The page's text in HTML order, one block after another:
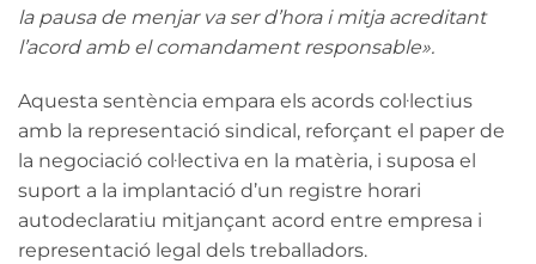
la pausa de menjar va ser d’hora i mitja acreditant
l’acord amb el comandament responsable».
Aquesta sentència empara els acords col·lectius
amb la representació sindical, reforçant el paper de
la negociació col·lectiva en la matèria, i suposa el
suport a la implantació d’un registre horari
autodeclaratiu mitjançant acord entre empresa i
representació legal dels treballadors.